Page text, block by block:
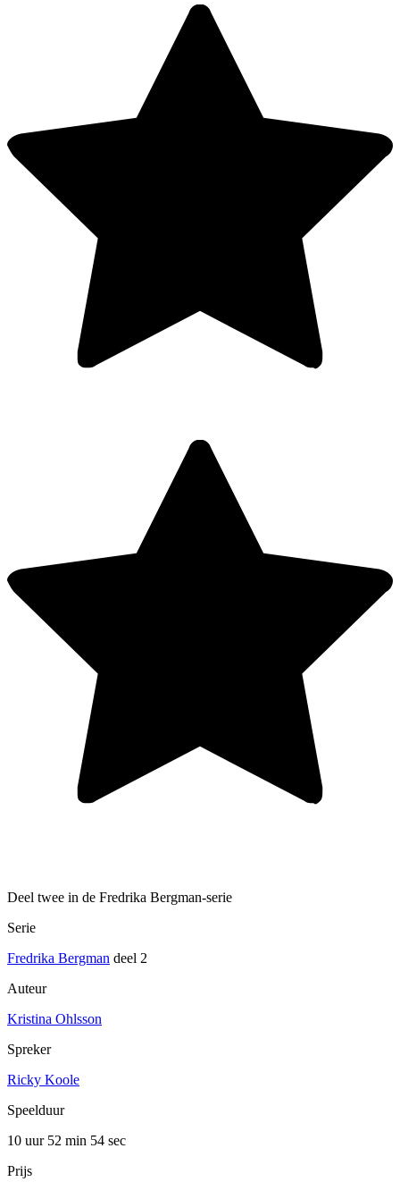
Deel twee in de Fredrika Bergman-serie
Serie
Fredrika Bergman deel 2
Auteur
Kristina Ohlsson
Spreker
Ricky Koole
Speelduur
10 uur 52 min 54 sec
Prijs